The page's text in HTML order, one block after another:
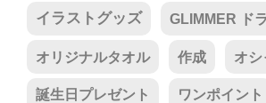
イラストグッズ GLIMMER ド
オリジナルタオル 作成 オシ
誕生日プレゼント ワンポイント